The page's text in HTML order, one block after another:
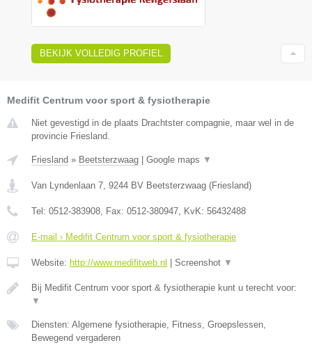
BEKIJK VOLLEDIG PROFIEL
Medifit Centrum voor sport & fysiotherapie
Niet gevestigd in de plaats Drachtster compagnie, maar wel in de
provincie Friesland.
Friesland » Beetsterzwaag Google maps ▼
Van Lyndenlaan 7 9244 BV Beetsterzwaag (Friesland)
Tel: 0512-383908 , Fax: 0512-380947 , KvK: 56432488
E-mail › Medifit Centrum voor sport & fysiotherapie
Website: http://www.medifitweb.nl Screenshot ▼
Bij Medifit Centrum voor sport & fysiotherapie kunt u terecht voor:
▼
Diensten: Algemene fysiotherapie, Fitness, Groepslessen,
Bewegend vergaderen